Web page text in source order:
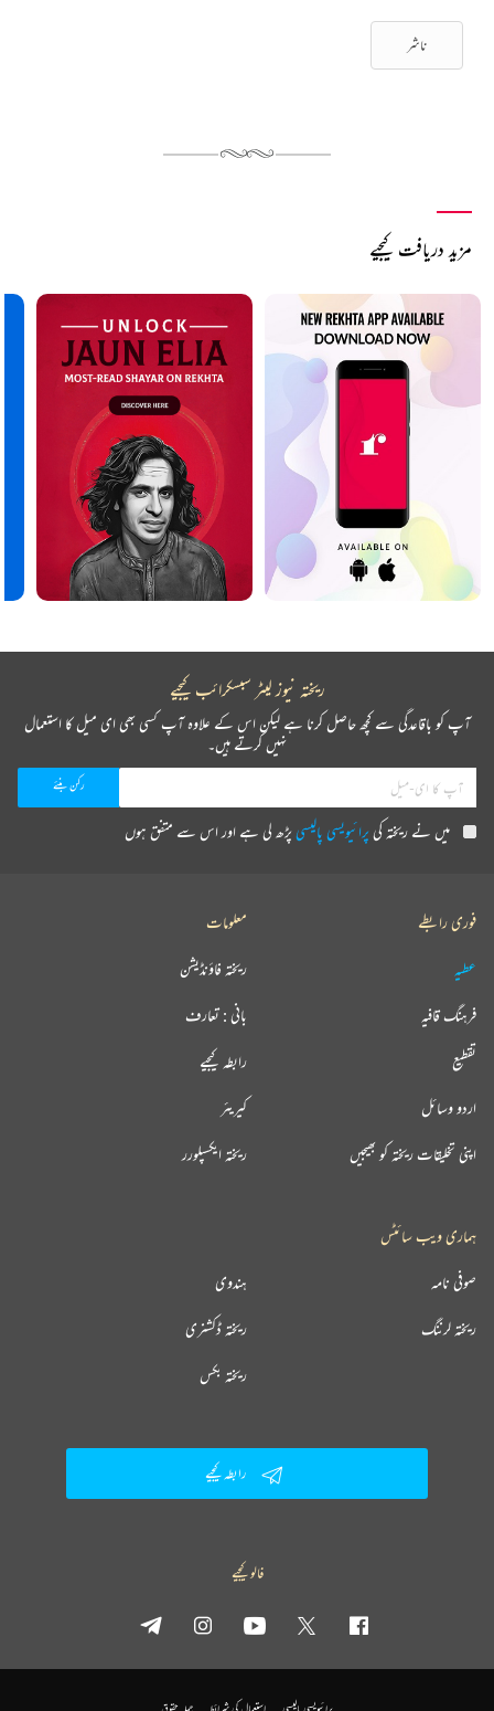
ناشر
مزید دریافت کیجیے
ریختہ نیوز لیٹر سبسکرائب کیجیے
آپ کو باقاعدگی سے کچھ حاصل کرنا ہے لیکن اس کے علاوہ آپ کسی بھی ای میل کا استعمال
نہیں کرتے ہیں۔
میں نے ریختہ کیپرائیویسی پالیسیپڑھ لی ہے اور اس سے متفق ہوں
فوری رابطے
عطیہ
فرہنگ قافیہ
تقطیع
اردو وسائل
اپنی تخلیقات ریختہ کو بھیجیں
معلومات
ریختہ فاؤنڈیشن
بانی : تعارف
رابطہ کیجیے
کیریئر
ریختہ ایکسپلورر
ہماری ویب سائٹس
ہندوی صوفی نامہ
ریختہ ڈکشنری ریختہ لرننگ
ریختہ بکس
رابطہ کیجیے
فالو کیجیے